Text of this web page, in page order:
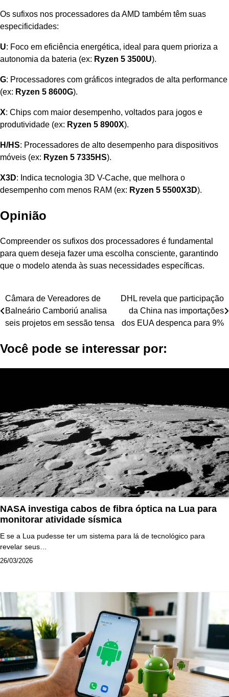
Os sufixos nos processadores da AMD também têm suas
especificidades:
U: Foco em eficiência energética, ideal para quem prioriza a
autonomia da bateria (ex: Ryzen 5 3500U).
G: Processadores com gráficos integrados de alta performance
(ex: Ryzen 5 8600G).
X: Chips com maior desempenho, voltados para jogos e
produtividade (ex: Ryzen 5 8900X).
H/HS: Processadores de alto desempenho para dispositivos
móveis (ex: Ryzen 5 7335HS).
X3D: Indica tecnologia 3D V-Cache, que melhora o
desempenho com menos RAM (ex: Ryzen 5 5500X3D).
Opinião
Compreender os sufixos dos processadores é fundamental
para quem deseja fazer uma escolha consciente, garantindo
que o modelo atenda às suas necessidades específicas.
Navegação
de
Câmara de Vereadores de
Balneário Camboriú analisa
seis projetos em sessão tensa
DHL revela que participação
da China nas importações
dos EUA despenca para 9%
Você pode se interessar por:
NASA investiga cabos de fibra óptica na Lua para
monitorar atividade sísmica
E se a Lua pudesse ter um sistema para lá de tecnológico para
revelar seus…
26/03/2026